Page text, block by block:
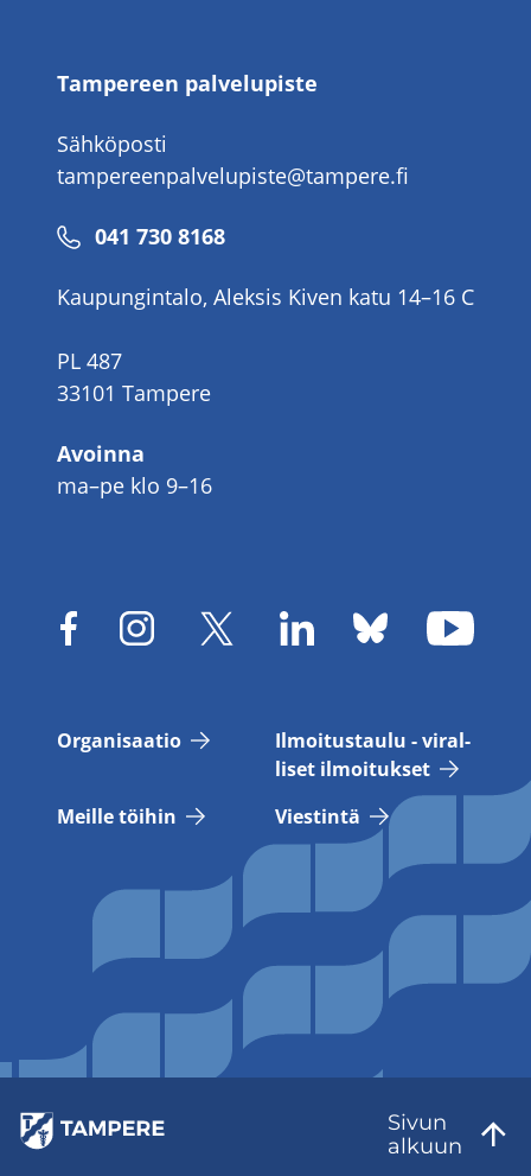
Tampereen palvelupiste
Sähköposti
tampereenpalvelupiste@tampere.fi
Puhelinnumero
041 730 8168
Kaupungintalo, Aleksis Kiven katu 14–16 C
PL 487
33101 Tampere
Avoinna
ma–pe klo 9–16
Or­ga­ni­saa­tio
Il­moi­tus­tau­lu - vi­ral­
li­set il­moi­tuk­set
Meil­le töi­hin
Vies­tin­tä
Sivun
al­kuun